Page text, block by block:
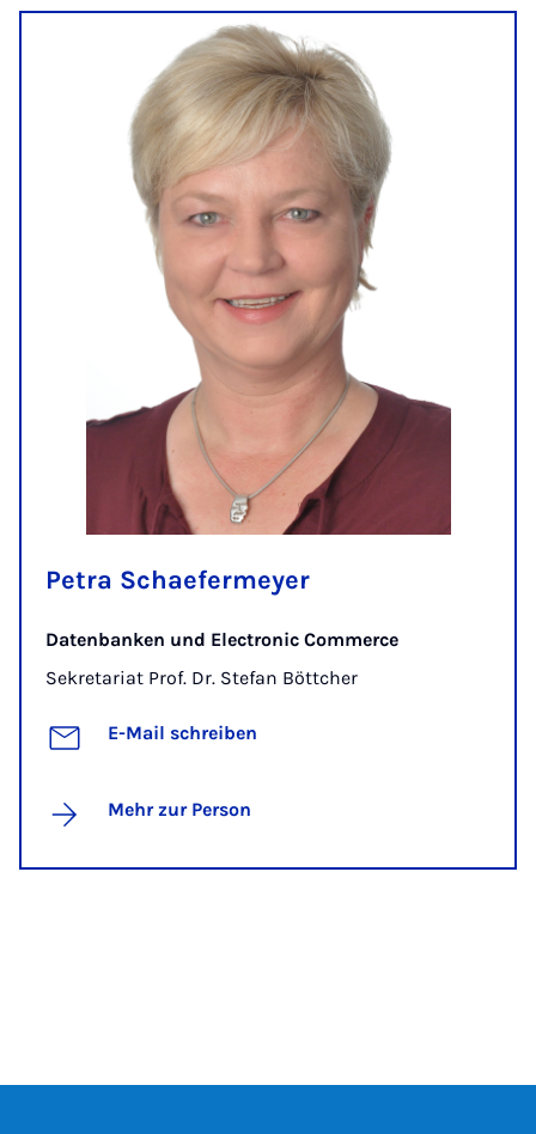
Petra Schaefermeyer
Datenbanken und Electronic Commerce
Sekretariat Prof. Dr. Stefan Böttcher
E-Mail schreiben
Mehr zur Person